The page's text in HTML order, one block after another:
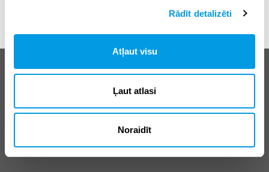
Rādīt detalizēti
Atļaut visu
Ļaut atlasi
Noraidīt
Biežāk uzdotie jautājumi
E-klases lietošanas noteikumi